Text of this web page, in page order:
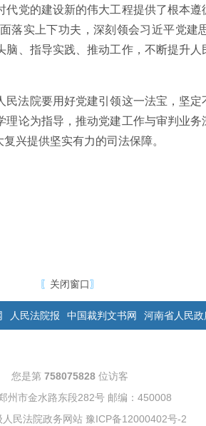
党的建设新的伟大工程提供了根本
落实上下功夫，深刻领会习近平党建
、指导实践、推动工作，不断提升
法院要用好党建引领这一法宝，坚
论为指导，推动党建工作与审判业
兴提供坚实有力的司法保障。
〖 关闭窗口〗
人民法院报 中国裁判文书网 河南省人民政
您是第 758075828 位访客
州市金水路东段282号 邮编：450008
人民法院政务网站 豫ICP备12000402号-2